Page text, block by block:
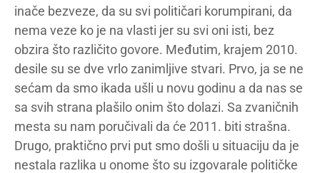
inače bezveze, da su svi političari korumpirani, da
nema veze ko je na vlasti jer su svi oni isti, bez
obzira što različito govore. Međutim, krajem 2010.
desile su se dve vrlo zanimljive stvari. Prvo, ja se ne
sećam da smo ikada ušli u novu godinu a da nas se
sa svih strana plašilo onim što dolazi. Sa zvaničnih
mesta su nam poručivali da će 2011. biti strašna.
Drugo, praktično prvi put smo došli u situaciju da je
nestala razlika u onome što su izgovarale političke